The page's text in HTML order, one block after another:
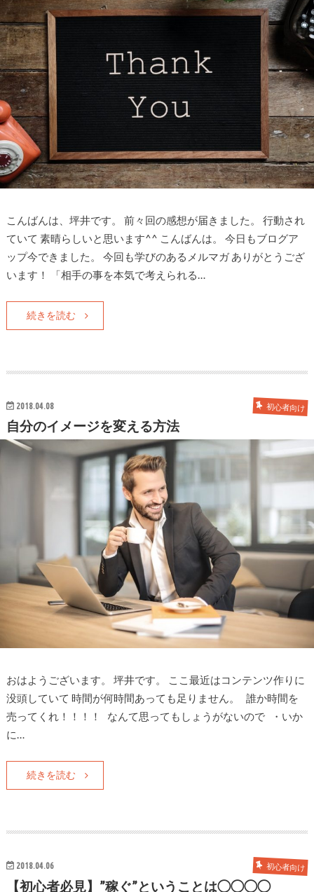
こんばんは、坪井です。 前々回の感想が届きました。 行動され
ていて 素晴らしいと思います^^ こんばんは。 今日もブログア
ップ今できました。 今回も学びのあるメルマガ ありがとうござ
います！ 「相手の事を本気で考えられる…
続きを読む
2018.04.08 初心者向け
自分のイメージを変える方法
おはようございます。 坪井です。 ここ最近はコンテンツ作りに
没頭していて 時間が何時間あっても足りません。 誰か時間を
売ってくれ！！！！ なんて思ってもしょうがないので ・いか
に…
続きを読む
2018.04.06 初心者向け
【初心者必見】”稼ぐ”ということは◯◯◯◯